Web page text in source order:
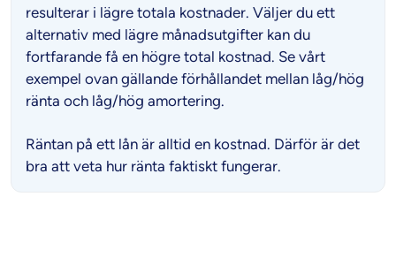
resulterar i lägre totala kostnader. Väljer du ett
alternativ med lägre månadsutgifter kan du
fortfarande få en högre total kostnad. Se vårt
exempel ovan gällande förhållandet mellan låg/hög
ränta och låg/hög amortering.
Räntan på ett lån är alltid en kostnad. Därför är det
bra att veta hur ränta faktiskt fungerar.